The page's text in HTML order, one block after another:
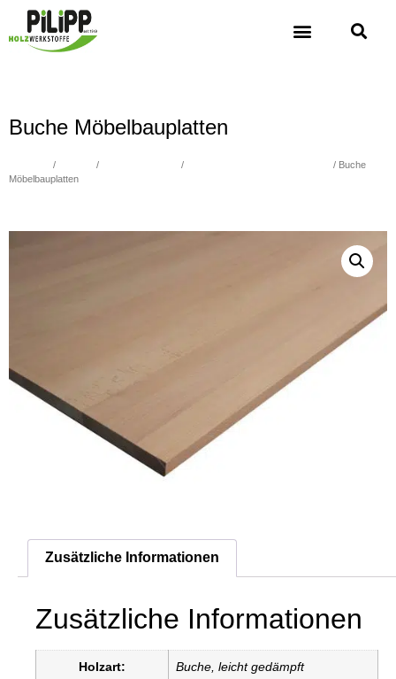
Buche Möbelbauplatten
/ / /
/ Buche
Möbelbauplatten
Zusätzliche Informationen
Zusätzliche Informationen
Holzart: Buche, leicht gedämpft